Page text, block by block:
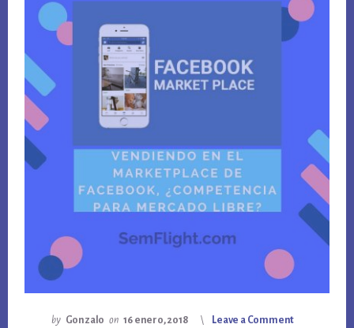
by Gonzalo on 16 enero, 2018 Leave a Comment